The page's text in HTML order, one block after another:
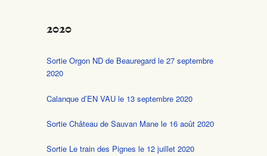
2020
Sortie Orgon ND de Beauregard le 27 septembre
2020
Calanque d’EN VAU le 13 septembre 2020
Sortie Château de Sauvan Mane le 16 août 2020
Sortie Le train des Pignes le 12 juillet 2020